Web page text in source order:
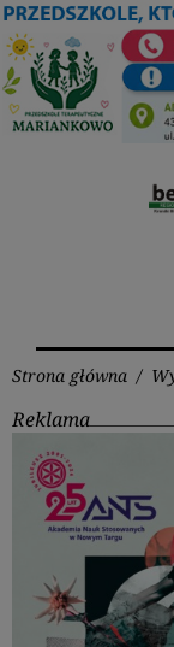
Przejdź
do
treści
Strona główna /
Reklama